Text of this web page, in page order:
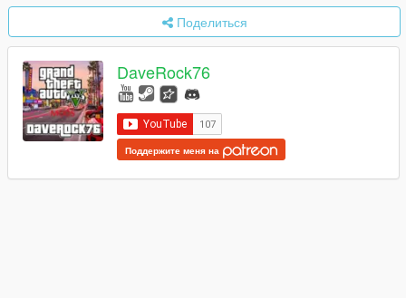
Поделиться
DaveRock76
Поддержите меня на